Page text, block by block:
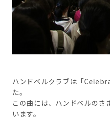
ハンドベルクラブは「
た。
この曲には、ハンドベルのさ
います。